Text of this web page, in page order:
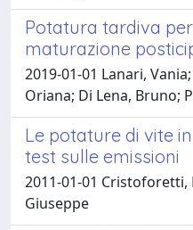
Potatura tardiva
maturazione
2019-01-01 Lanari,
Oriana; Di Lena, Bruno;
Le potature di vite
test sulle emissioni
2011-01-01 Cristoforetti,
Giuseppe